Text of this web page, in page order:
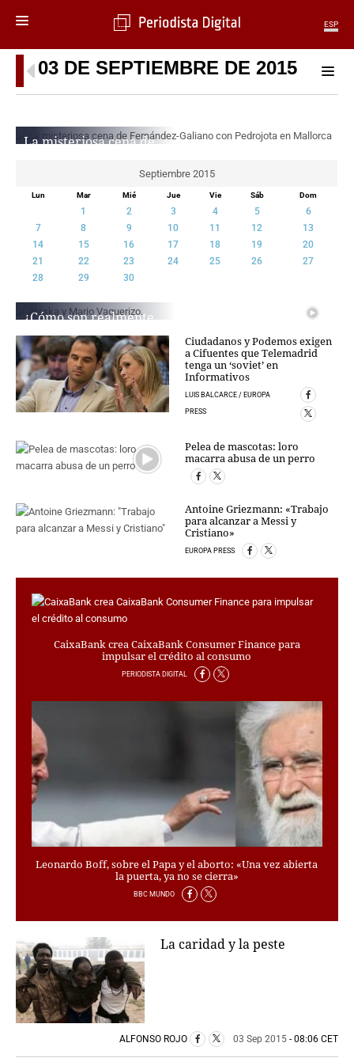
ESP
MENÚ
SECCIONES
MUNDO
DEPORTES
TECNOLOGÍA
CULTURA
TELEVISIÓN
MAGAZINE
OTRAS WEBS
CRIMEN Y CASTIGO
MOTOR
ESCAPARATE
LA BURBUJA
ORGANISMOS
LUGARES
AUTORES
HEMEROTECA
SERVICIOS
MÁS SERVICIOS
EDICIONES
AMÉRICA
ESPAÑA
03 DE SEPTIEMBRE DE 2015
La misteriosa cena de
Pedrojota en MallorcaSeptiembre 2015
Lun Mar Mié Jue Vie Sáb Dom
1 2 3 4 5
6
7
8 9 10 11 12
13
14
15 16 17 18 19
20
21
22 23 24 25 26
27
28
29 30
CaixaBank crea CaixaBank Consumer Finance para
impulsar el crédito al consumo
PERIODISTA DIGITAL
Leonardo Boff, sobre el Papa y el aborto: «Una vez abierta
la puerta, ya no se cierra»
BBC MUNDO
¿Cómo son realmente
Alaska y Mario Vaquerizo
cuando no hay cámaras?
PERIODISTA DIGITAL
Ciudadanos y Podemos exigen
a Cifuentes que Telemadrid
tenga un ‘soviet’ en
Informativos
LUIS BALCARCE / EUROPA
PRESS
Pelea de mascotas: loro
macarra abusa de un perro
Antoine Griezmann: «Trabajo
para alcanzar a Messi y
Cristiano»
EUROPA PRESS
La caridad y la peste
ALFONSO ROJO 03 Sep 2015 - 08:06 CET